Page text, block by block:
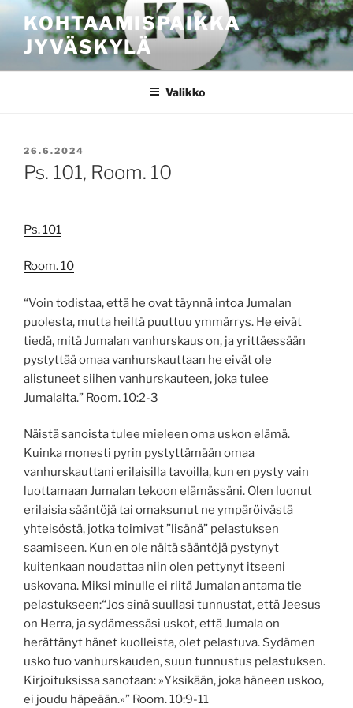
sisältöönKOHTAAMISPAIKKA
JYVÄSKYLÄ
Valikko
JULKAISTU
26.6.2024
Ps. 101, Room. 10
Ps. 101
Room. 10
“Voin todistaa, että he ovat täynnä intoa Jumalan
puolesta, mutta heiltä puuttuu ymmärrys. He eivät
tiedä, mitä Jumalan vanhurskaus on, ja yrittäessään
pystyttää omaa vanhurskauttaan he eivät ole
alistuneet siihen vanhurskauteen, joka tulee
Jumalalta.” ‭‭Room.‬ ‭10‬:‭2‬-‭3‬ ‭
Näistä sanoista tulee mieleen oma uskon elämä.
Kuinka monesti pyrin pystyttämään omaa
vanhurskauttani erilaisilla tavoilla, kun en pysty vain
luottamaan Jumalan tekoon elämässäni. Olen luonut
erilaisia sääntöjä tai omaksunut ne ympäröivästä
yhteisöstä, jotka toimivat ”lisänä” pelastuksen
saamiseen. Kun en ole näitä sääntöjä pystynyt
kuitenkaan noudattaa niin olen pettynyt itseeni
uskovana. Miksi minulle ei riitä Jumalan antama tie
pelastukseen:“Jos sinä suullasi tunnustat, että Jeesus
on Herra, ja sydämessäsi uskot, että Jumala on
herättänyt hänet kuolleista, olet pelastuva. Sydämen
usko tuo vanhurskauden, suun tunnustus pelastuksen.
Kirjoituksissa sanotaan: »Yksikään, joka häneen uskoo,
ei joudu häpeään.»” Room.‬ ‭10‬:‭9-‭11‬ ‭